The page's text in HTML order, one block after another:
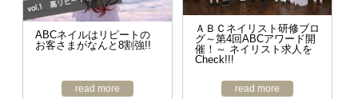
ABCネイルはリピートの
お客さまがなんと8割強!!
read more
ＡＢＣネイリスト研修ブロ
グ～第4回ABCアワード開
催！～ ネイリスト求人を
Check!!!
read more